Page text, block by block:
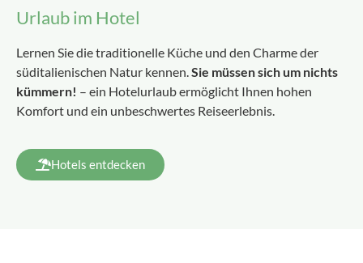
Urlaub im Hotel
Lernen Sie die traditionelle Küche und den Charme der
süditalienischen Natur kennen.Sie müssen sich um nichts
kümmern! – ein Hotelurlaub ermöglicht Ihnen hohen
Komfort und ein unbeschwertes Reiseerlebnis.
Hotels entdecken